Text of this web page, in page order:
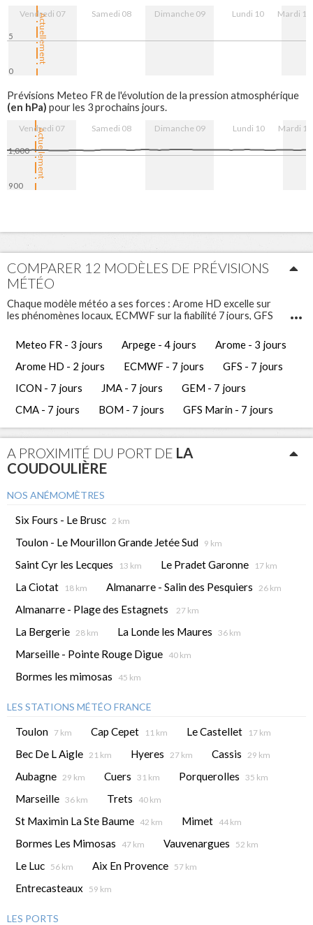
Actuellement
Vendredi 07 Samedi 08 Dimanche 09 Lundi 10 Mardi 11
0
5
Prévisions Meteo FR de l'évolution de la pression atmosphérique
(en hPa) pour les 3 prochains jours.
Actuellement
Vendredi 07 Samedi 08 Dimanche 09 Lundi 10 Mardi 11
900
1,000
COMPARER 12 MODÈLES DE PRÉVISIONS
MÉTÉO
Chaque modèle météo a ses forces : Arome HD excelle sur
les phénomènes locaux, ECMWF sur la fiabilité 7 jours, GFS
meilleures décisions de navigation.
Infosvent vous propose 12 modèles météo différents pour
La Coudoulière . Ces prévisions météo gratuites vous
permettent d'avoir une vue complète et de comparer les
tendances météorologiques des jours à venir.
Meteo FR - 3 jours Arpege - 4 jours
Arome - 3 jours
Arome HD - 2 jours
ECMWF - 7 jours
GFS - 7 jours
ICON - 7 jours
JMA - 7 jours
GEM - 7 jours
CMA - 7 jours
BOM - 7 jours GFS Marin - 7 jours
A PROXIMITÉ DU PORT DE LA
COUDOULIÈRE
NOS ANÉMOMÈTRES
Six Fours - Le Brusc 2 km
Toulon - Le Mourillon Grande Jetée Sud 9 km
Saint Cyr les Lecques 13 km Le Pradet Garonne 17 km
La Ciotat 18 km Almanarre - Salin des Pesquiers 26 km
Almanarre - Plage des Estagnets 27 km
La Bergerie 28 km La Londe les Maures 36 km
Marseille - Pointe Rouge Digue 40 km
Bormes les mimosas 45 km
LES STATIONS MÉTÉO FRANCE
Toulon 7 km Cap Cepet 11 km Le Castellet 17 km
Bec De L Aigle 21 km Hyeres 27 km Cassis 29 km
Aubagne 29 km Cuers 31 km Porquerolles 35 km
Marseille 36 km Trets 40 km
St Maximin La Ste Baume 42 km Mimet 44 km
Bormes Les Mimosas 47 km Vauvenargues 52 km
Le Luc 56 km Aix En Provence 57 km
Entrecasteaux 59 km
LES PORTS